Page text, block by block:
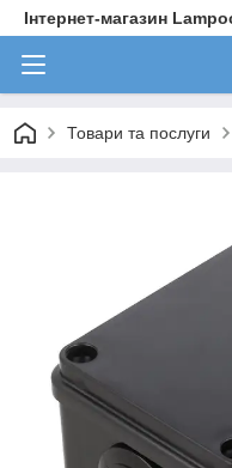
Інтернет-магазин
Товари та послуги